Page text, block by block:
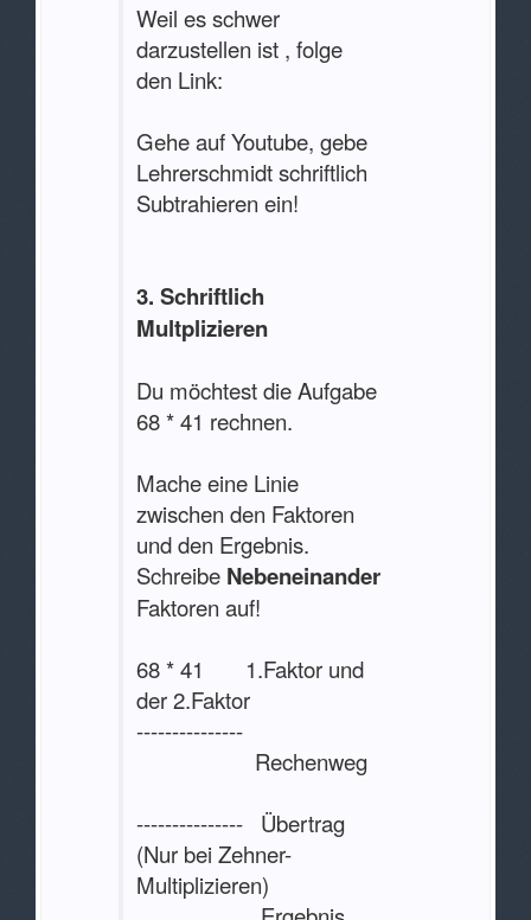
Weil es schwer
darzustellen ist , folge
den Link:
Gehe auf Youtube, gebe
Lehrerschmidt schriftlich
Subtrahieren ein!
3. Schriftlich
Multplizieren
Du möchtest die Aufgabe
68 * 41 rechnen.
Mache eine Linie
zwischen den Faktoren
und den Ergebnis.
Schreibe Nebeneinander
Faktoren auf!
68 * 41 1.Faktor und
der 2.Faktor
---------------
Rechenweg
--------------- Übertrag
(Nur bei Zehner-
Multiplizieren)